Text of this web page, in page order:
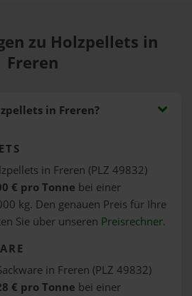
zu Holzpellets in
Freren
in Freren?
in Freren (PLZ 49832)
€ pro Tonne bei einer
kg. Den genauen Preis für Ihre
Sie über unseren Preisrechner.
in Freren (PLZ 49832)
€ pro Tonne bei einer